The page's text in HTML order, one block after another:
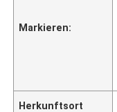
Markieren:
Herkunftsort